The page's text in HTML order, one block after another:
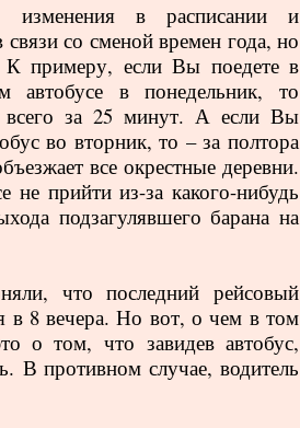
изменения в расписании и
со сменой времен года, но
примеру, если Вы поедете в
автобусе в понедельник, то
всего за 25 минут. А если Вы
во вторник, то – за полтора
все окрестные деревни.
прийти из-за какого-нибудь
подзагулявшего барана на
что последний рейсовый
в 8 вечера. Но вот, о чем в том
о том, что завидев автобус,
В противном случае, водитель